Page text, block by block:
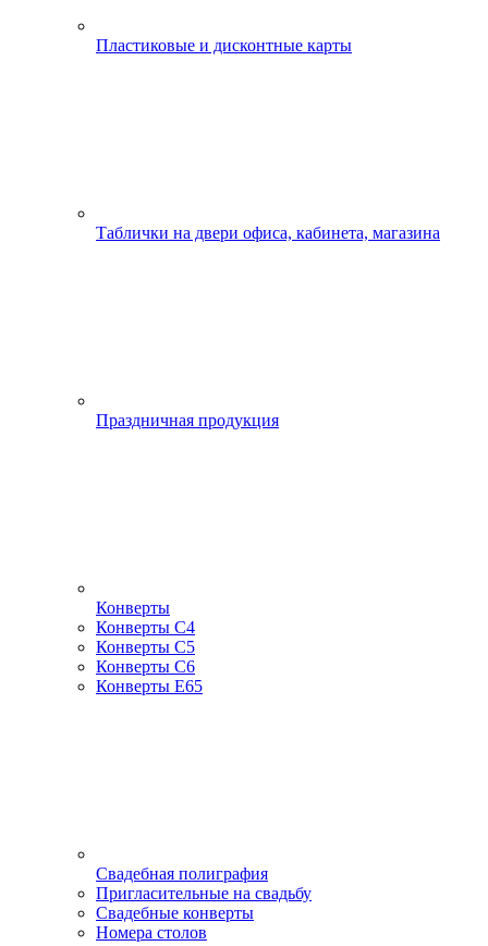
Пластиковые и дисконтные карты
Таблички на двери офиса, кабинета, магазина
Праздничная продукция
Конверты
Конверты С4
Конверты С5
Конверты С6
Конверты Е65
Свадебная полиграфия
Пригласительные на свадьбу
Свадебные конверты
Номера столов